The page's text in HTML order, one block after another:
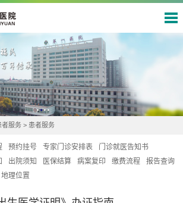
者服务 > 患者服务
预约挂号 专家门诊安排表
门诊就医告知书
出院须知 医保结算 病案复印 缴费流程
报告查询
地理位置